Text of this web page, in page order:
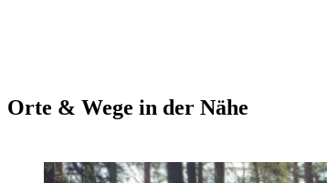
Orte & Wege in der Nähe